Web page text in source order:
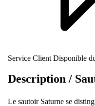
Service Client Disponible
Description /
Le sautoir Saturne se